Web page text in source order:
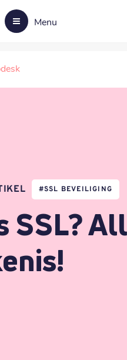
Menu
#SSL BEVEILIGING
SSL?